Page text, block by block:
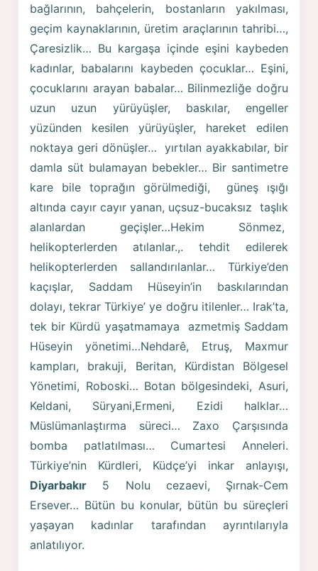
bağlarının, bahçelerin, bostanların yakılması,
geçim kaynaklarının, üretim araçlarının tahribi…,
Çaresizlik… Bu kargaşa içinde eşini kaybeden
kadınlar, babalarını kaybeden çocuklar… Eşini,
çocuklarını arayan babalar… Bilinmezliğe doğru
uzun uzun yürüyüşler, baskılar, engeller
yüzünden kesilen yürüyüşler, hareket edilen
noktaya geri dönüşler… yırtılan ayakkabılar, bir
damla süt bulamayan bebekler… Bir santimetre
kare bile toprağın görülmediği, güneş ışığı
altında cayır cayır yanan, uçsuz-bucaksız taşlık
alanlardan geçişler…Hekim Sönmez,
helikopterlerden atılanlar.,. tehdit edilerek
helikopterlerden sallandırılanlar… Türkiye’den
kaçışlar, Saddam Hüseyin’in baskılarından
dolayı, tekrar Türkiye’ ye doğru itilenler… Irak’ta,
tek bir Kürdü yaşatmamaya azmetmiş Saddam
Hüseyin yönetimi…Nehdarê, Etruş, Maxmur
kampları, brakuji, Beritan, Kürdistan Bölgesel
Yönetimi, Roboski… Botan bölgesindeki, Asuri,
Keldani, Süryani,Ermeni, Ezidi halklar…
Müslümanlaştırma süreci… Zaxo Çarşısında
bomba patlatılması… Cumartesi Anneleri.
Türkiye’nin Kürdleri, Küdçe’yi inkar anlayışı,
Diyarbakır 5 Nolu cezaevi, Şırnak-Cem
Ersever… Bütün bu konular, bütün bu süreçleri
yaşayan kadınlar tarafından ayrıntılarıyla
anlatılıyor.